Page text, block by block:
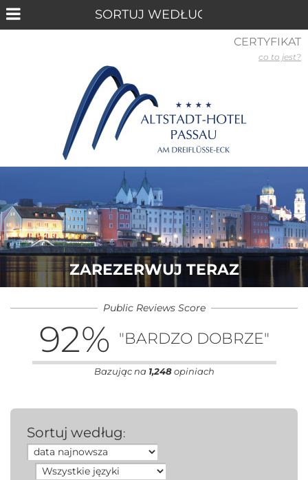
ZAREZERWUJ TERAZ
Public Reviews Score
92% "BARDZO DOBRZE"
Bazując na 1,248opiniach
Sortuj według:
CERTYFIKAT
co to jest?